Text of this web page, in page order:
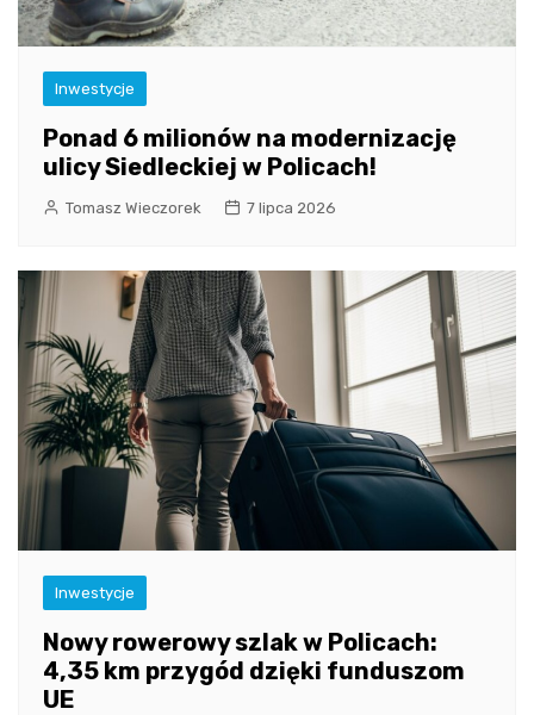
Inwestycje
Ponad 6 milionów na modernizację
ulicy Siedleckiej w Policach!
Tomasz Wieczorek 7 lipca 2026
Inwestycje
Nowy rowerowy szlak w Policach:
4,35 km przygód dzięki funduszom
UE